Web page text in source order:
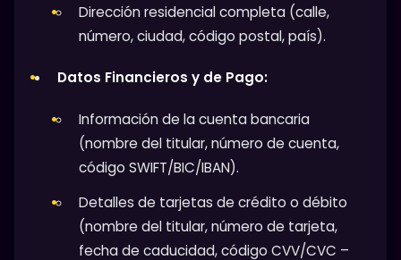
Dirección residencial completa (calle,
número, ciudad, código postal, país).
Datos Financieros y de Pago:
Información de la cuenta bancaria
(nombre del titular, número de cuenta,
código SWIFT/BIC/IBAN).
Detalles de tarjetas de crédito o débito
(nombre del titular, número de tarjeta,
fecha de caducidad, código CVV/CVC –